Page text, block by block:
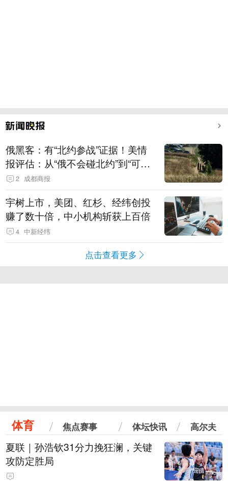
俄黑客：有“北约参战”证据！美情
报评估：从“俄不会碰北约”到“可能
发动有限攻击”
2 成都商报
宇树上市，美团、红杉、经纬创投
赚了数十倍，中小机构斩获上百倍
4 中新经纬
点击查看更多
体育 焦点赛事 体坛快讯 高尔夫
夏联｜孙浩钦31分力挽狂澜，关键
攻防定胜局